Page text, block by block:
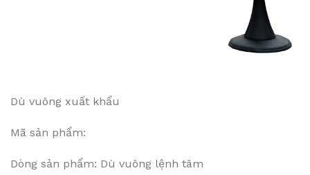
Dù vuông xuất khẩu
Mã sản phẩm:
Dòng sản phẩm: Dù vuông lệnh tâm